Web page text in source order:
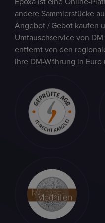
Epoxa ist eine Online-
andere Sammlerstücke
Angebot / Gebot kaufen
Umtauschservice von
entfernt von den
ihre DM-Währung in Euro